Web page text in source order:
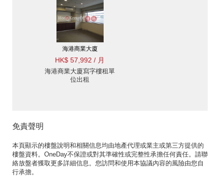
海港商業大廈
HK$ 57,992 / 月
海港商業大廈寫字樓租單
位出租
免責聲明
本頁顯示的樓盤說明和相關信息均由地產代理或業主或第三方提供的
樓盤資料。OneDay不保證或對其準確性或完整性承擔任何責任。請聯
絡放盤者獲取更多詳細信息。您訪問和使用本協議內容的風險由您自
行承擔。